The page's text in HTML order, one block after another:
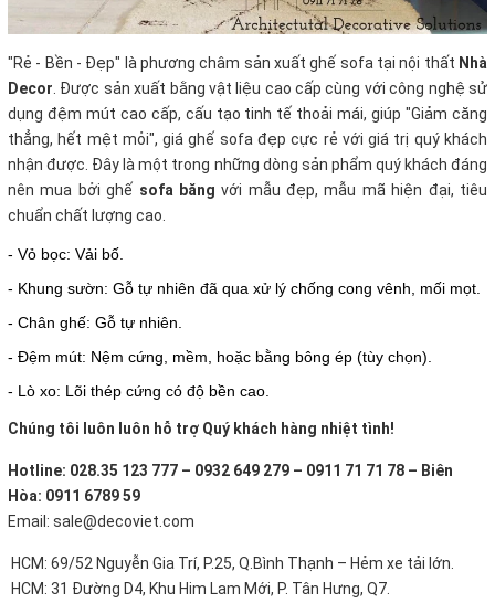
"Rẻ - Bền - Đẹp" là phương châm sản xuất ghế sofa tại nội thất Nhà
Decor . Được sản xuất bằng vật liệu cao cấp cùng với công nghệ sử
dụng đệm mút cao cấp, cấu tạo tinh tế thoải mái, giúp "Giảm căng
thẳng, hết mệt mỏi", giá ghế sofa đẹp cực rẻ với giá trị quý khách
nhận được. Đây là một trong những dòng sản phẩm quý khách đáng
nên mua bởi ghế sofa băng với mẫu đẹp, mẫu mã hiện đại, tiêu
chuẩn chất lượng cao.
- Vỏ bọc: Vải bố.
- Khung sườn: Gỗ tự nhiên đã qua xử lý chống cong vênh, mối mọt.
- Chân ghế: Gỗ tự nhiên.
- Đệm mút: Nệm cứng, mềm, hoặc bằng bông ép (tùy chọn).
- Lò xo: Lõi thép cứng có độ bền cao.
Chúng tôi luôn luôn hỗ trợ Quý khách hàng nhiệt tình!
Hotline: 028.35 123 777 – 0932 649 279 – 0911 71 71 78 – Biên
Hòa: 0911 6789 59
Email: sale@decoviet.com
HCM: 69/52 Nguyễn Gia Trí, P.25, Q.Bình Thạnh – Hẻm xe tải lớn.
HCM: 31 Đường D4, Khu Him Lam Mới, P. Tân Hưng, Q7.